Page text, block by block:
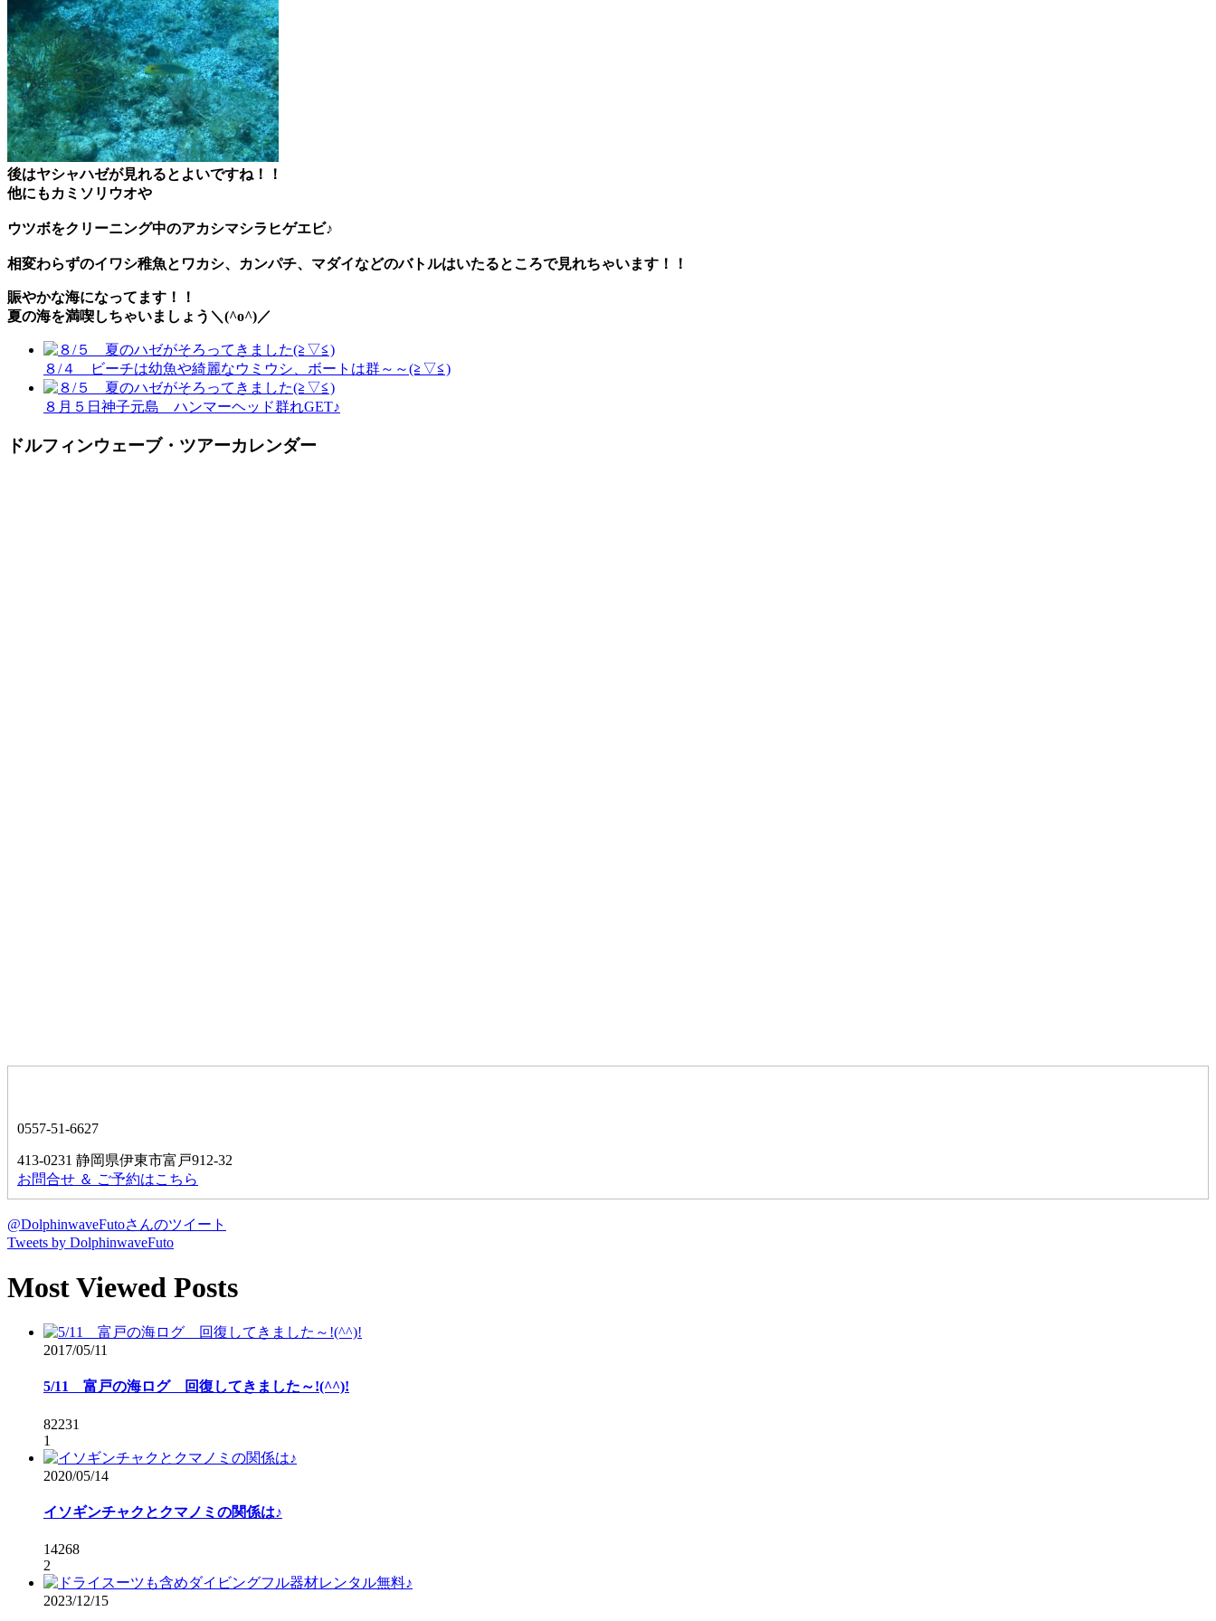
後はヤシャハゼが見れるとよいですね！！
他にも カミソリウオや
ウツボをクリーニング中のアカシマシラヒゲエビ♪
相変わらずのイワシ稚魚とワカシ、カンパチ、マダイなどのバトルはいたるところで見れちゃいます！！
賑やかな海になってます！！
夏の海を満喫しちゃいましょう＼(^o^)／
８/４ ビーチは幼魚や綺麗なウミウシ、ボートは群～～(≧▽≦)
８月５日神子元島 ハンマーヘッド群れGET♪
ドルフィンウェーブ・ツアーカレンダー
0557-51-6627
413-0231 静岡県伊東市富戸912-32
お問合せ ＆ ご予約はこちら
@DolphinwaveFutoさんのツイート
Tweets by DolphinwaveFuto
Most Viewed Posts
2017/05/11
5/11 富戸の海ログ 回復してきました～!(^^)!
82231
1
2020/05/14
イソギンチャクとクマノミの関係は♪
14268
2
2023/12/15